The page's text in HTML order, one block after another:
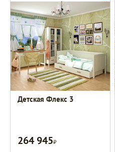
Детская Флекс 3
264 945Р